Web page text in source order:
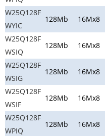
W25Q128F
WYIC
128Mb 16Mx8
W25Q128F
WSIQ
128Mb 16Mx8
W25Q128F
WSIG
128Mb 16Mx8
W25Q128F
WSIF
128Mb 16Mx8
W25Q128F
WPIQ
128Mb 16Mx8